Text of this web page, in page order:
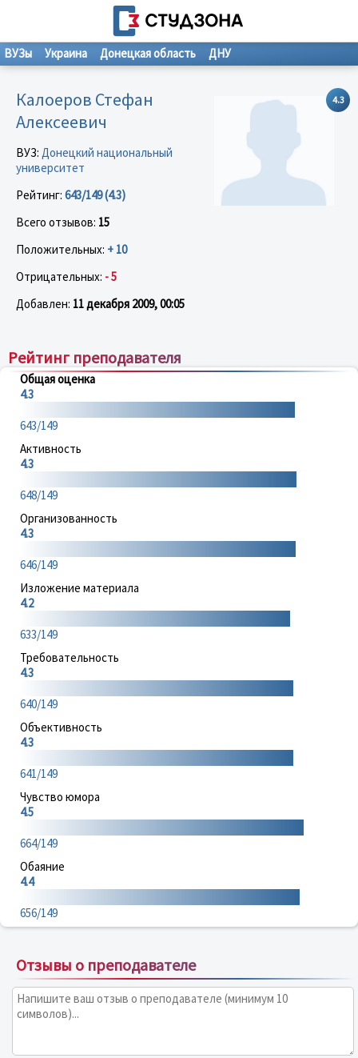
ВУЗы Украина Донецкая область ДНУ
4.3
Калоеров Стефан
Алексеевич
ВУЗ: Донецкий национальный
университет
Рейтинг: 643/149 (4.3)
Всего отзывов: 15
Положительных: + 10
Отрицательных: - 5
Добавлен: 11 декабря 2009, 00:05
Рейтинг преподавателя
Общая оценка
4.3
643/149
Активность
4.3
648/149
Организованность
4.3
646/149
Изложение материала
4.2
633/149
Требовательность
4.3
640/149
Объективность
4.3
641/149
Чувство юмора
4.5
664/149
Обаяние
4.4
656/149
Отзывы о преподавателе